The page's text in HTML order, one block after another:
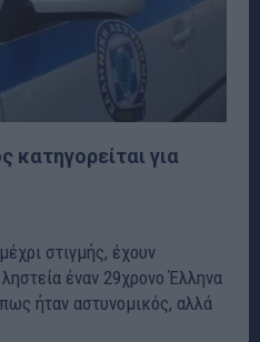
κατηγορείται για
στιγμής, έχουν
έναν 29χρονο Έλληνα
ήταν αστυνομικός, αλλά